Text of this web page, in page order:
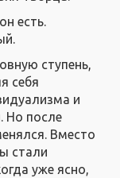
есть.
ступень,
себя
и
Но после
Вместо
стали
уже ясно,